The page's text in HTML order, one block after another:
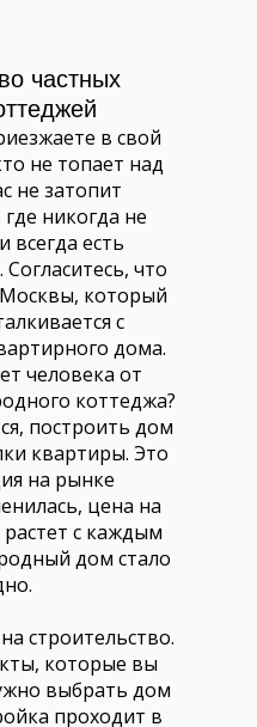
частных
в свой
не топает над
не затопит
никогда не
всегда есть
что
который
с
дома.
человека от
коттеджа?
построить дом
квартиры. Это
на рынке
цена на
с каждым
дом стало
строительство.
которые вы
выбрать дом
проходит в